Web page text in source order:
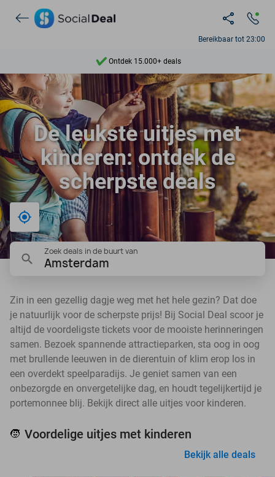
Bereikbaar tot 23:00
Ontdek 15.000+ deals
7 dagen per week beschikbaar
10+ miljoen leden
9,4
Ontdek 15.000+ deals
De leukste uitjes met
kinderen: ontdek de
scherpste deals
Bij mij in de buurt
Zoek deals in de buurt van
Amsterdam
Zin in een gezellig dagje weg met het hele gezin? Dat doe
je natuurlijk voor de scherpste prijs! Bij Social Deal scoor je
altijd de voordeligste tickets voor de mooiste herinneringen
samen. Bezoek spannende attractieparken, sta oog in oog
met brullende leeuwen in de dierentuin of klim erop los in
een overdekt speelparadijs. Je geniet samen van een
onbezorgde en onvergetelijke dag, en houdt tegelijkertijd je
portemonnee blij. Bekijk direct alle uitjes voor kinderen.
🧒 Voordelige uitjes met kinderen
Bekijk alle deals